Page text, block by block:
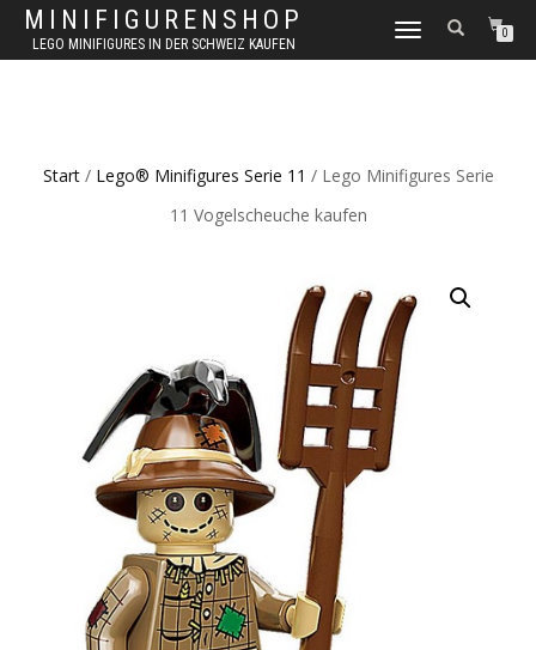
MINIFIGURENSHOP
LEGO MINIFIGURES IN DER SCHWEIZ KAUFEN
NAVIGATION
0
Start/ Lego® Minifigures Serie 11 / Lego Minifigures Serie
11 Vogelscheuche kaufen